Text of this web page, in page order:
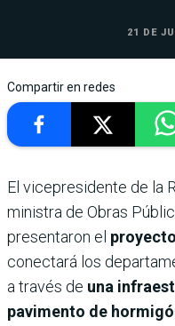
21 DE
Compartir en redes
El vicepresidente de la
ministra de Obras
presentaron el
conectará los
a través de una
pavimento de